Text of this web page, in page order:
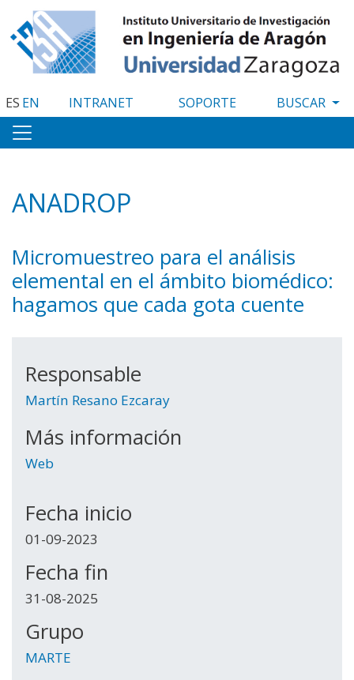
al
contenido
principal
ES EN INTRANET SOPORTE
ANADROP
Micromuestreo para el análisis
elemental en el ámbito biomédico:
hagamos que cada gota cuente
Responsable
Martín Resano Ezcaray
Más información
Web
Fecha inicio
01-09-2023
Fecha fin
31-08-2025
Grupo
MARTE